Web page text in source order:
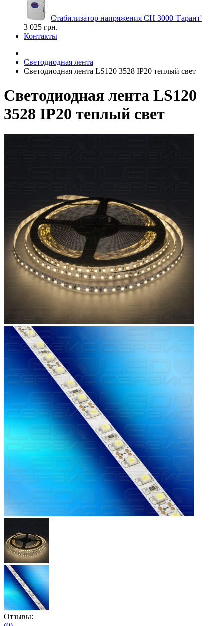
Стабилизатор напряжения СН 3000 'Гарант'
3 025 грн.
Контакты
Светодиодная лента
Светодиодная лента LS120 3528 IP20 теплый свет
Светодиодная лента LS120
3528 IP20 теплый свет
Отзывы: